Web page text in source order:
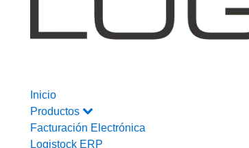
Inicio
Productos
Facturación Electrónica
Logistock ERP